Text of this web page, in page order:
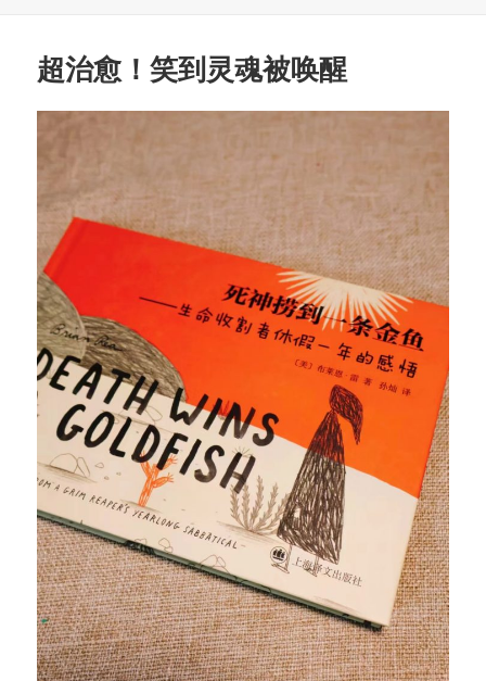
超治愈！笑到灵魂被唤醒